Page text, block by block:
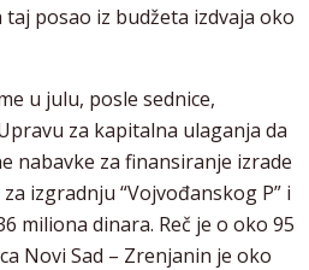
posao iz budžeta izdvaja oko
u julu, posle sednice,
za kapitalna ulaganja da
nabavke za finansiranje izrade
izgradnju “Vojvođanskog P” i
miliona dinara. Reč je o oko 95
Novi Sad – Zrenjanin je oko